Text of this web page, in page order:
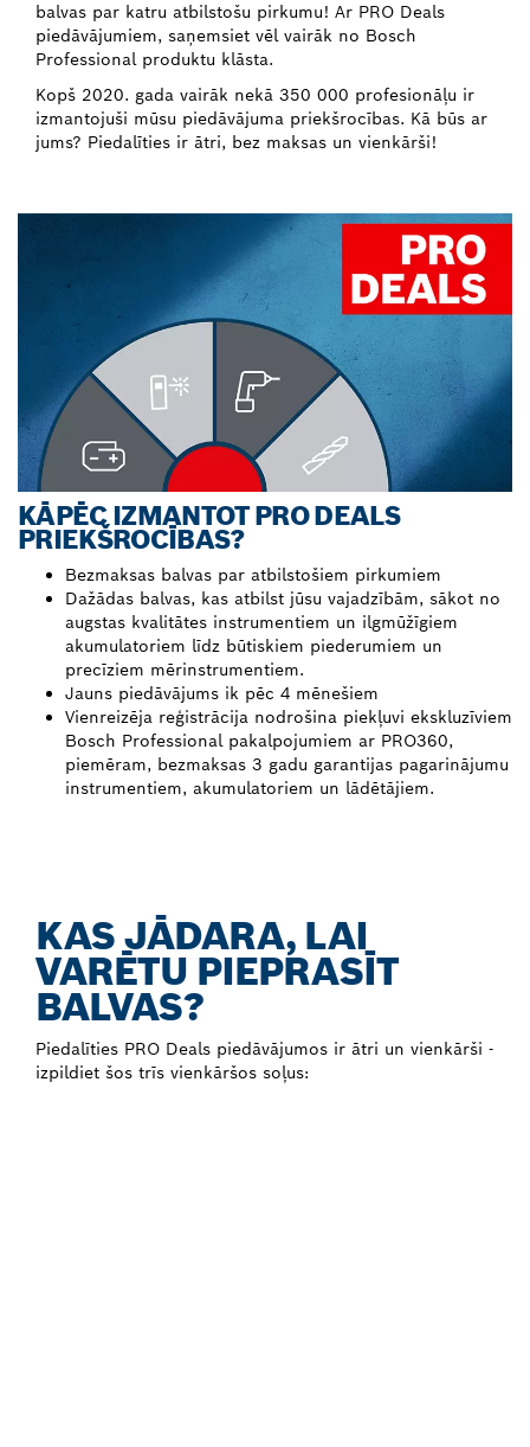
balvas par katru atbilstošu pirkumu! Ar PRO Deals
piedāvājumiem, saņemsiet vēl vairāk no Bosch
Professional produktu klāsta.
Kopš 2020. gada vairāk nekā 350 000 profesionāļu ir
izmantojuši mūsu piedāvājuma priekšrocības. Kā būs ar
jums? Piedalīties ir ātri, bez maksas un vienkārši!
KĀPĒC IZMANTOT PRO DEALS
PRIEKŠROCĪBAS?
Bezmaksas balvas par atbilstošiem pirkumiem
Dažādas balvas, kas atbilst jūsu vajadzībām, sākot no
augstas kvalitātes instrumentiem un ilgmūžīgiem
akumulatoriem līdz būtiskiem piederumiem un
precīziem mērinstrumentiem.
Jauns piedāvājums ik pēc 4 mēnešiem
Vienreizēja reģistrācija nodrošina piekļuvi ekskluzīviem
Bosch Professional pakalpojumiem ar PRO360,
piemēram, bezmaksas 3 gadu garantijas pagarinājumu
instrumentiem, akumulatoriem un lādētājiem.
KAS JĀDARA, LAI
VARĒTU PIEPRASĪT
BALVAS?
Piedalīties PRO Deals piedāvājumos ir ātri un vienkārši -
izpildiet šos trīs vienkāršos soļus: